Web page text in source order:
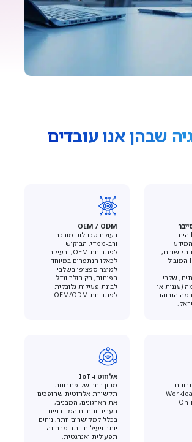
שבהן אנו עובדים
Bynet Security הינה
תקשורת,
אינטגרטור ה-ICT המוביל
שלבי
(עננית או
הגבוהה
OEM / ODM
בעולם טכנולוגי מורכב
ורב-ממדי, הביקוש
לפתרונות OEM, ובעיקר
לכאלו הנתפרים במיוחד
למוצר ספציפי בשלבי
הפיתוח, רק הולך וגדל.
לבינת פעילות גלובלית
לפתרונות OEM/ODM.
לסביבת Cloud וOn-
אלחוט ו-IoT
מגוון רחב של פתרונות
תקשורת אלחוטית שהופכים
את הארגונים, המבנים,
הערים והחיים המודרניים
בכלל למקושרים יותר, נוחים
יותר ויעילים יותר מבחינה
תפעולית ואנרגטית.